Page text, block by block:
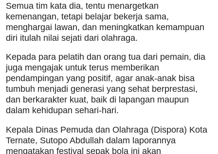
Semua tim kata dia, tentu menargetkan
kemenangan, tetapi belajar bekerja sama,
menghargai lawan, dan meningkatkan kemampuan
diri itulah nilai sejati dari olahraga.
Kepada para pelatih dan orang tua dari pemain, dia
juga mengajak untuk terus memberikan
pendampingan yang positif, agar anak-anak bisa
tumbuh menjadi generasi yang sehat berprestasi,
dan berkarakter kuat, baik di lapangan maupun
dalam kehidupan sehari-hari.
Kepala Dinas Pemuda dan Olahraga (Dispora) Kota
Ternate, Sutopo Abdullah dalam laporannya
mengatakan festival sepak bola ini akan